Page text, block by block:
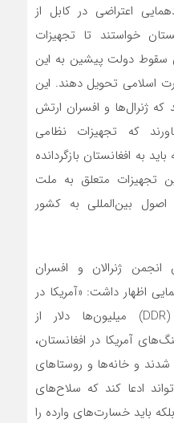
اعتراضی در کابل از
خواستند تا تجهیزات
سقوط دولت پیشین به این
اسلامی تحویل دهند. این
ژنرال‌ها و افسران ارتش
که تجهیزات نظامی
به افغانستان بازگردانده
تجهیزات متعلق به ملت
بین‌المللی به کشور
ژنرالان و افسران
اظهار داشت: «آمریکا در
برنامه‌های جمع‌آوری سلاح (DDR) میلیون‌ها دلار از
آمریکا در افغانستان،
شدند و خانه‌ها و روستاهای
ادعا کند که سلاح‌های
باید خسارت‌های وارده را